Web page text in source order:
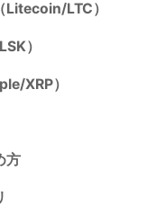
Litecoin/LTC）
）
XRP）
方